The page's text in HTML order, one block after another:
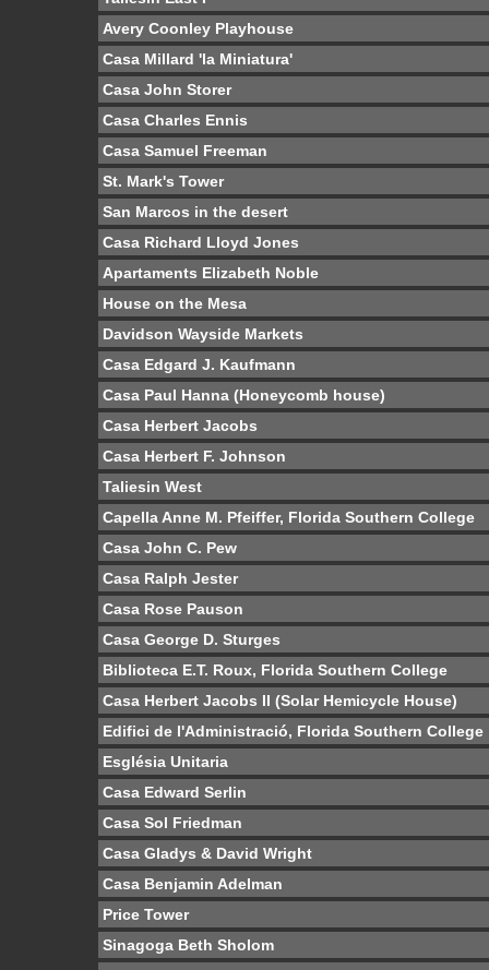
Avery Coonley Playhouse
Casa Millard 'la Miniatura'
Casa John Storer
Casa Charles Ennis
Casa Samuel Freeman
St. Mark's Tower
San Marcos in the desert
Casa Richard Lloyd Jones
Apartaments Elizabeth Noble
House on the Mesa
Davidson Wayside Markets
Casa Edgard J. Kaufmann
Casa Paul Hanna (Honeycomb house)
Casa Herbert Jacobs
Casa Herbert F. Johnson
Taliesin West
Capella Anne M. Pfeiffer, Florida Southern College
Casa John C. Pew
Casa Ralph Jester
Casa Rose Pauson
Casa George D. Sturges
Biblioteca E.T. Roux, Florida Southern College
Casa Herbert Jacobs II (Solar Hemicycle House)
Edifici de l'Administració, Florida Southern College
Església Unitaria
Casa Edward Serlin
Casa Sol Friedman
Casa Gladys & David Wright
Casa Benjamin Adelman
Price Tower
Sinagoga Beth Sholom